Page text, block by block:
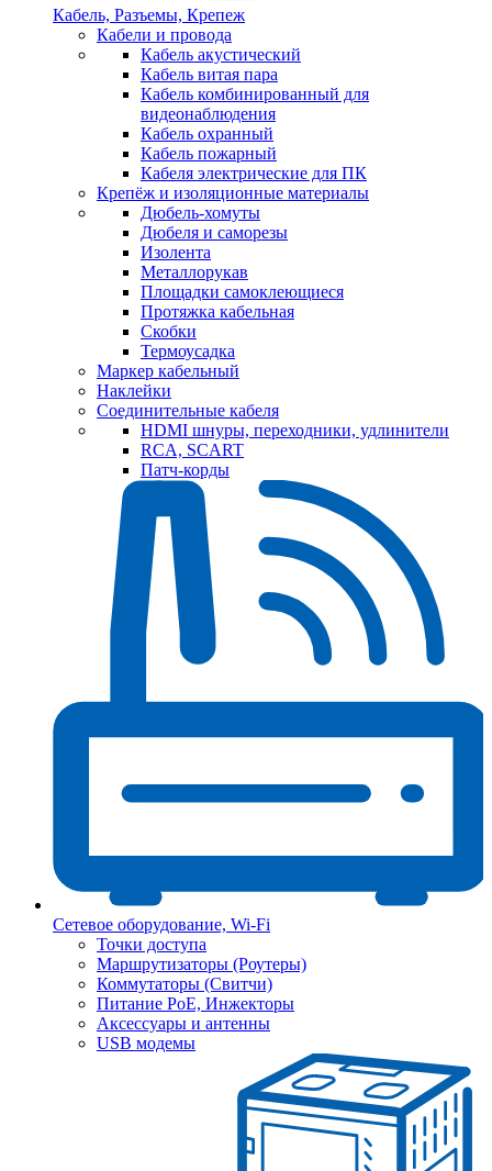
Кабель, Разъемы, Крепеж
Кабели и провода
Кабель акустический
Кабель витая пара
Кабель комбинированный для
видеонаблюдения
Кабель охранный
Кабель пожарный
Кабеля электрические для ПК
Крепёж и изоляционные материалы
Дюбель-хомуты
Дюбеля и саморезы
Изолента
Металлорукав
Площадки самоклеющиеся
Протяжка кабельная
Скобки
Термоусадка
Маркер кабельный
Наклейки
Соединительные кабеля
HDMI шнуры, переходники, удлинители
RCA, SCART
Патч-корды
Сетевое оборудование, Wi-Fi
Точки доступа
Маршрутизаторы (Роутеры)
Коммутаторы (Свитчи)
Питание PoE, Инжекторы
Аксессуары и антенны
USB модемы